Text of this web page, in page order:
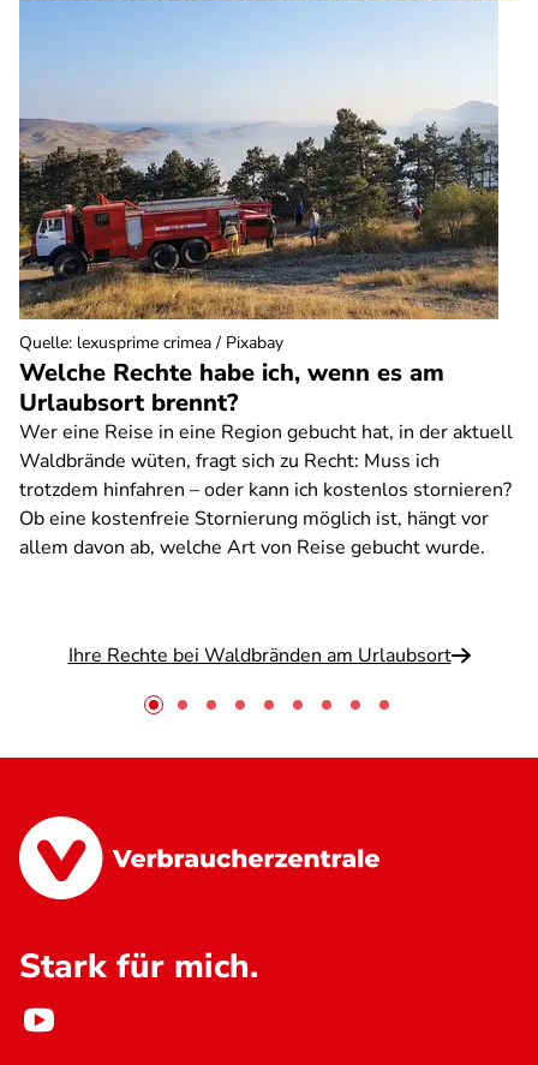
Welche Rechte habe ich, wenn es am
Urlaubsort brennt?
Wer eine Reise in eine Region gebucht hat, in der aktuell
Waldbrände wüten, fragt sich zu Recht: Muss ich
trotzdem hinfahren – oder kann ich kostenlos stornieren?
Ob eine kostenfreie Stornierung möglich ist, hängt vor
allem davon ab, welche Art von Reise gebucht wurde.
Ihre Rechte bei Waldbränden am Urlaubsort
Quelle: lexusprime crimea / Pixabay
Stark für mich.